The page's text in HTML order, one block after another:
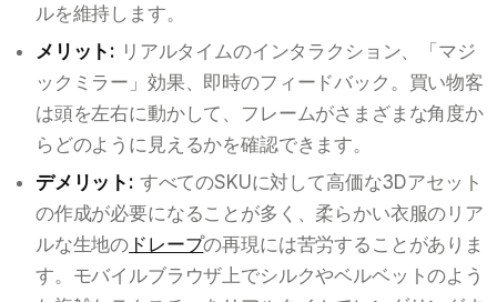
ルを維持します。
メリット: リアルタイムのインタラクション、「マジ
ックミラー」効果、即時のフィードバック。買い物客
は頭を左右に動かして、フレームがさまざまな角度か
らどのように見えるかを確認できます。
デメリット: すべてのSKUに対して高価な3Dアセット
の作成が必要になることが多く、柔らかい衣服のリア
ルな生地の ドレープの再現には苦労することがありま
す。モバイルブラウザ上でシルクやベルベットのよう